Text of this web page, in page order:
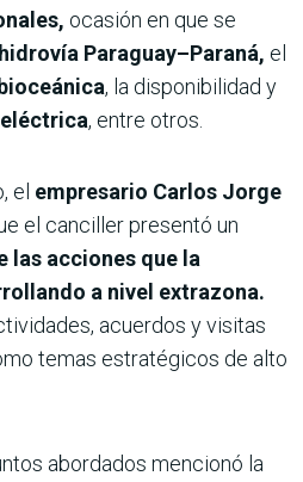
ocasión en que se
hidrovía Paraguay–Paraná, el
, la disponibilidad y
, entre otros.
el empresario Carlos Jorge
el canciller presentó un
las acciones que la
a nivel extrazona.
acuerdos y visitas
temas estratégicos de alto
abordados mencionó la